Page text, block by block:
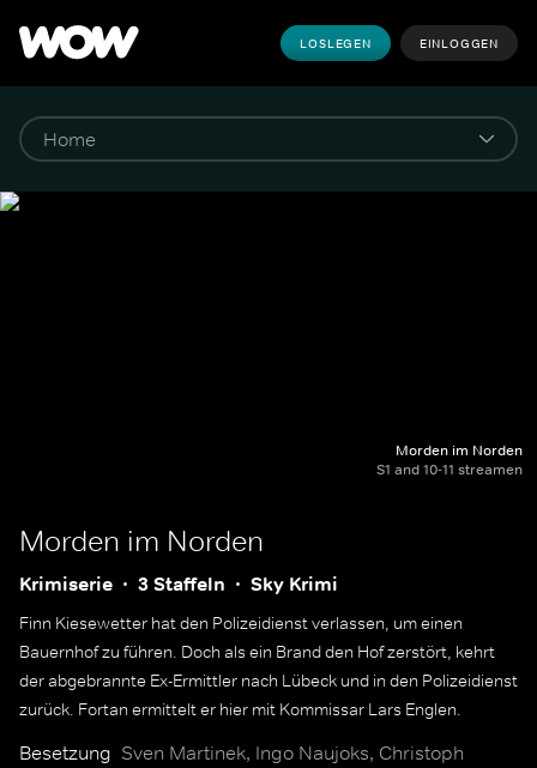
LOSLEGEN EINLOGGEN
Morden im Norden
S1 and 10-11 streamen
Morden im Norden
Krimiserie 3 Staffeln Sky Krimi
Finn Kiesewetter hat den Polizeidienst verlassen, um einen
Bauernhof zu führen. Doch als ein Brand den Hof zerstört, kehrt
der abgebrannte Ex-Ermittler nach Lübeck und in den Polizeidienst
zurück. Fortan ermittelt er hier mit Kommissar Lars Englen.
Besetzung Sven Martinek, Ingo Naujoks, Christoph